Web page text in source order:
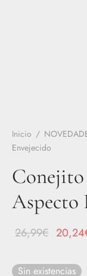
Inicio /
Envejecido
Conejito
Aspecto
26,99€ El
original
20,24
Sin existencias